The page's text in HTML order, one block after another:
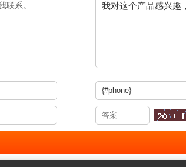
联系。